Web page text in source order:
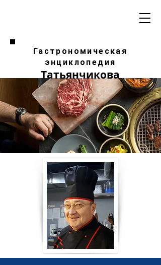
Гастрономическая
энциклопедия
Татьянчикова